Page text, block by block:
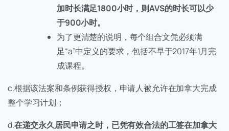
加时长满足1800小时，则AVS的时长可以少
于900小时。
为了更清楚的说明，每个组合文凭必须满
足“a”中定义的要求，包括不早于2017年1月完
成课程。
c.根据该法案和条例获得授权，申请人被允许在加拿大完成
整个学习计划；
d.在递交永久居民申请之时，已凭有效合法的工签在加拿大